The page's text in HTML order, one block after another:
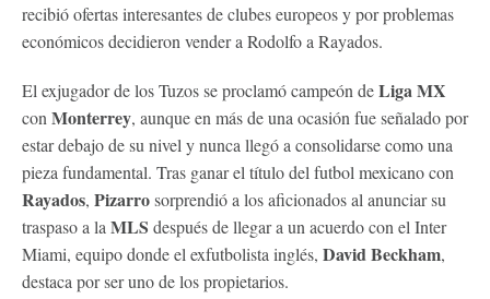
recibió ofertas interesantes de clubes europeos y por problemas
económicos decidieron vender a Rodolfo a Rayados.
El exjugador de los Tuzos se proclamó campeón deLiga MX
con Monterrey, aunque en más de una ocasión fue señalado por
estar debajo de su nivel y nunca llegó a consolidarse como una
pieza fundamental. Tras ganar el título del futbol mexicano con
Rayados, Pizarrosorprendió a los aficionados al anunciar su
traspaso a la MLS después de llegar a un acuerdo con el Inter
Miami, equipo donde el exfutbolista inglés, David Beckham,
destaca por ser uno de los propietarios.